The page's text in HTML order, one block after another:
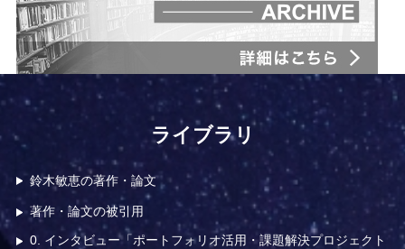
ライブラリ
鈴木敏恵の著作・論文
著作・論文の被引用
0. インタビュー「ポートフォリオ活用・課題解決プロジェクト